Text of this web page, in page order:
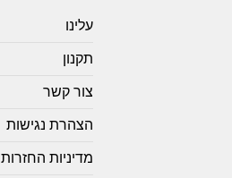
עלינו
תקנון
צור קשר
הצהרת נגישות
מדיניות החזרות